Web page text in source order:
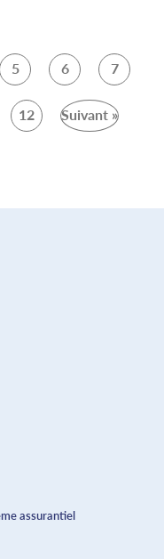
5 6 7
12 Suivant »
assurantiel